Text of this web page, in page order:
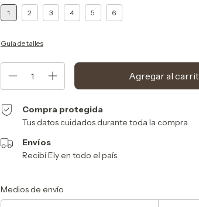
1 2 3 4 5 6
Guía de talles
Compra protegida
Tus datos cuidados durante toda la compra.
Envíos
Recibí Ely en todo el país.
Entregas para el CP:
Medios de envío